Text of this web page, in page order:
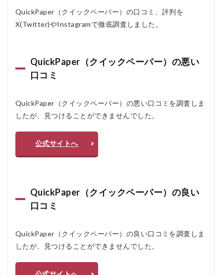
2.1
制作
省略
る
1,000
タイ
以上
の豊
富な
ライ
2.3
同一
タイ
限定
明朗
な価
QuickPaper（クイックペーパー）の口コミ、評判を
X(Twitter)やInstagramで徹底調査しました。
QuickPaper（クイックペーパー）の悪い
口コミ
QuickPaper（クイックペーパー）の悪い口コミを調査しま
したが、見つけることができませんでした。
公式サイトへ
QuickPaper（クイックペーパー）の良い
口コミ
QuickPaper（クイックペーパー）の良い口コミを調査しま
したが、見つけることができませんでした。